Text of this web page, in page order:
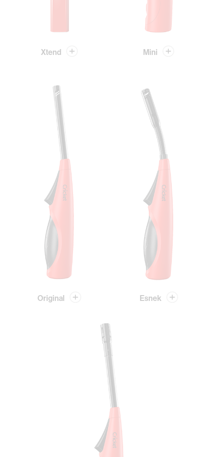
Xtend Mini
Original Esnek